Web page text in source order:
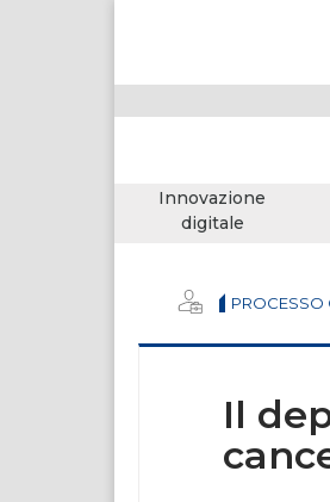
Innovazione
digitale
PROCESSO
Il